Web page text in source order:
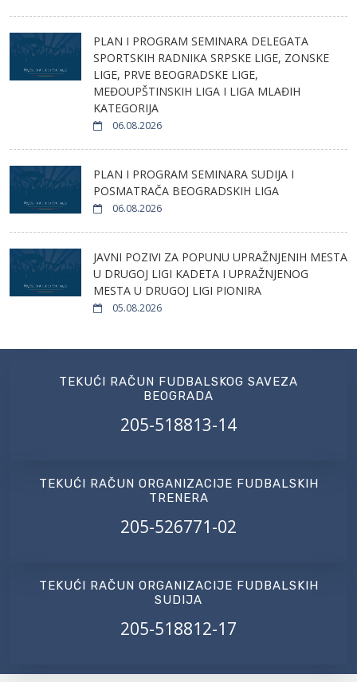
PLAN I PROGRAM SEMINARA DELEGATA
SPORTSKIH RADNIKA SRPSKE LIGE, ZONSKE
LIGE, PRVE BEOGRADSKE LIGE,
MEĐOUPŠTINSKIH LIGA I LIGA MLAĐIH
KATEGORIJA
06.08.2026
PLAN I PROGRAM SEMINARA SUDIJA I
POSMATRAČA BEOGRADSKIH LIGA
06.08.2026
JAVNI POZIVI ZA POPUNU UPRAŽNJENIH MESTA
U DRUGOJ LIGI KADETA I UPRAŽNJENOG
MESTA U DRUGOJ LIGI PIONIRA
05.08.2026
TEKUĆI RAČUN FUDBALSKOG SAVEZA
BEOGRADA
205-518813-14
TEKUĆI RAČUN ORGANIZACIJE FUDBALSKIH
TRENERA
205-526771-02
TEKUĆI RAČUN ORGANIZACIJE FUDBALSKIH
SUDIJA
205-518812-17